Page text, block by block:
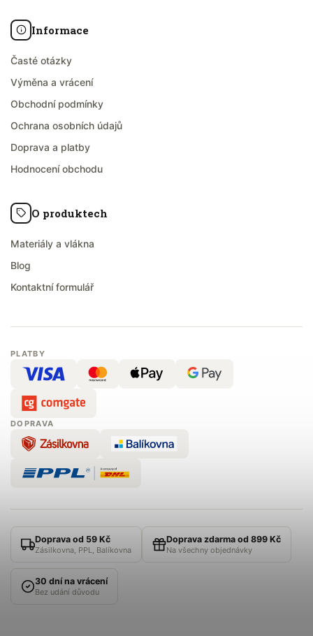
Informace
Časté otázky
Výměna a vrácení
Obchodní podmínky
Ochrana osobních údajů
Doprava a platby
Hodnocení obchodu
O produktech
Materiály a vlákna
Blog
Kontaktní formulář
PLATBY
DOPRAVA
Doprava od 59 Kč
Zásilkovna, PPL, Balíkovna
Doprava zdarma od 899 Kč
Na všechny objednávky
30 dní na vrácení
Bez udání důvodu